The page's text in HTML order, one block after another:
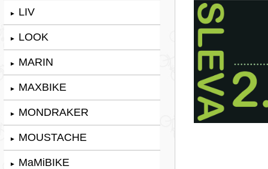
► LIV
► LOOK
► MARIN
► MAXBIKE
► MONDRAKER
► MOUSTACHE
► MaMiBIKE